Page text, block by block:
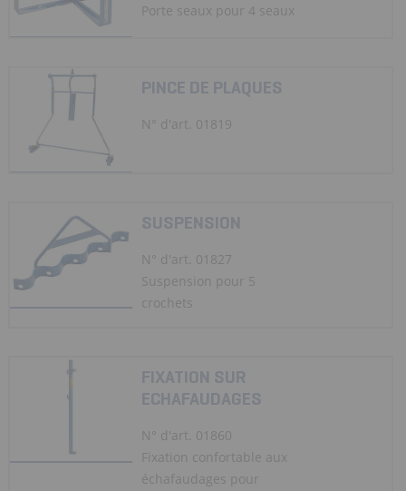
Porte seaux pour 4 seaux
PINCE DE PLAQUES
N° d'art. 01819
SUSPENSION
N° d'art. 01827
Suspension pour 5
crochets
FIXATION SUR
ECHAFAUDAGES
N° d'art. 01860
Fixation confortable aux
échafaudages pour